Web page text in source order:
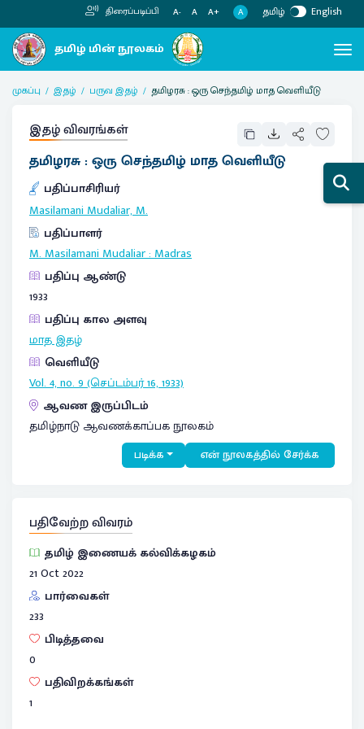
திரைப்படிப்பி A- A A+ A தமிழ் English
முகப்பு இதழ் பருவ இதழ் தமிழரசு : ஒரு செந்தமிழ் மாத வெளியீடு
இதழ் விவரங்கள்
தமிழரசு : ஒரு செந்தமிழ் மாத வெளியீடு
பதிப்பாசிரியர்
Masilamani Mudaliar, M.
பதிப்பாளர்
M. Masilamani Mudaliar:Madras
பதிப்பு ஆண்டு
1933
பதிப்பு கால அளவு
மாத இதழ்
வெளியீடு
Vol. 4, no. 9 (செப்டம்பர் 16, 1933)
ஆவண இருப்பிடம்
தமிழ்நாடு ஆவணக்காப்பக நூலகம்
படிக்க என் நூலகத்தில் சேர்க்க
பதிவேற்ற விவரம்
தமிழ் இணையக் கல்விக்கழகம்
21 Oct 2022
பார்வைகள்
233
பிடித்தவை
0
பதிவிறக்கங்கள்
1